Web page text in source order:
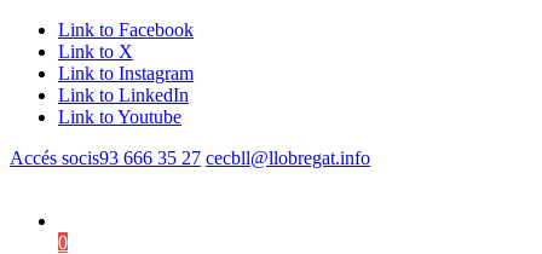
Link to Facebook
Link to X
Link to Instagram
Link to LinkedIn
Link to Youtube
Accés socis93 666 35 27 cecbll@llobregat.info
0